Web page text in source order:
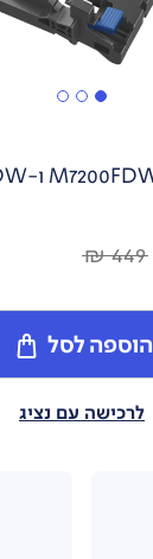
449 ₪
הוספה לסל
לרכישה עם נציג